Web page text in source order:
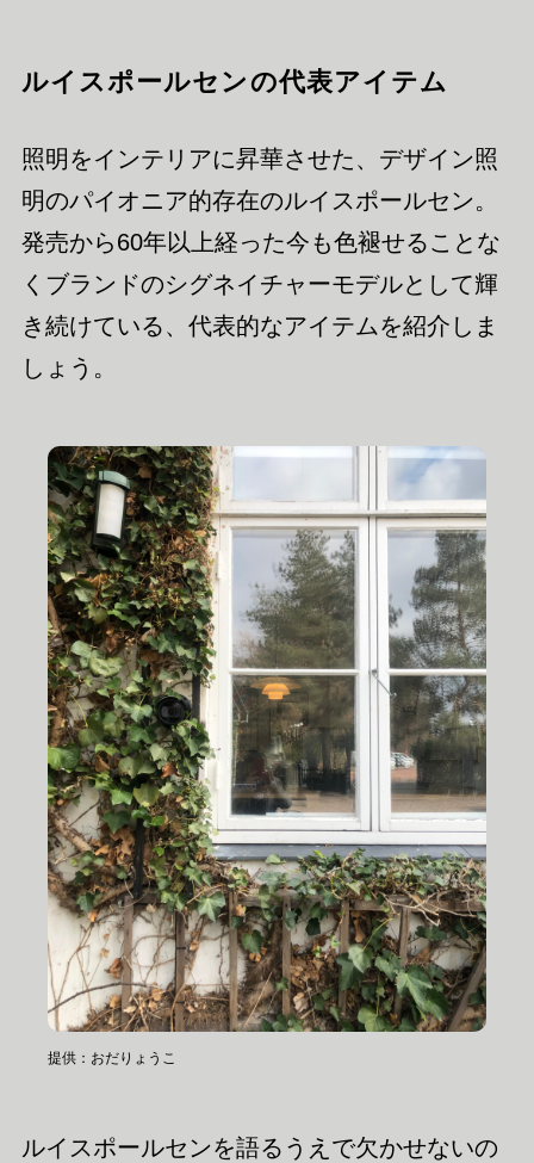
ルイスポールセンの代表アイテム
照明をインテリアに昇華させた、デザイン照
明のパイオニア的存在のルイスポールセン。
発売から60年以上経った今も色褪せることな
くブランドのシグネイチャーモデルとして輝
き続けている、代表的なアイテムを紹介しま
しょう。
提供：おだりょうこ
ルイスポールセンを語るうえで欠かせないの